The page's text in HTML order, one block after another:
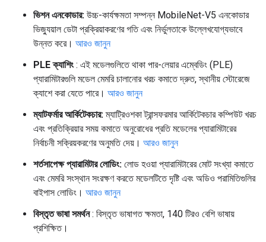
ভিশন এনকোডার: উচ্চ-কার্যক্ষমতা সম্পন্ন MobileNet-V5 এনকোডার
ভিজ্যুয়াল ডেটা প্রক্রিয়াকরণের গতি এবং নির্ভুলতাকে উল্লেখযোগ্যভাবে
উন্নত করে। আরও জানুন
PLE ক্যাশিং: এই মডেলগুলিতে থাকা পার-লেয়ার এম্বেডিং (PLE)
প্যারামিটারগুলি মডেল মেমরি চালানোর খরচ কমাতে দ্রুত, স্থানীয় স্টোরেজে
ক্যাশে করা যেতে পারে। আরও জানুন
ম্যাটফর্মার আর্কিটেকচার:ম্যাট্রিওশকা ট্রান্সফরমার আর্কিটেকচার কম্পিউট খরচ
এবং প্রতিক্রিয়ার সময় কমাতে অনুরোধের প্রতি মডেলের প্যারামিটারের
নির্বাচনী সক্রিয়করণের অনুমতি দেয়। আরও জানুন
শর্তসাপেক্ষ প্যারামিটার লোডিং: লোড হওয়া প্যারামিটারের মোট সংখ্যা কমাতে
এবং মেমরি সংস্থান সংরক্ষণ করতে মডেলটিতে দৃষ্টি এবং অডিও পরামিতিগুলির
বাইপাস লোডিং। আরও জানুন
বিস্তৃত ভাষা সমর্থন: বিস্তৃত ভাষাগত ক্ষমতা, 140 টিরও বেশি ভাষায়
প্রশিক্ষিত।